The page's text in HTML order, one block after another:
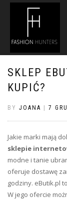
SKLEP
KUPIĆ?
BY JOANA 7
Jakie marki mają
sklepie
modne i tanie
oferuje dostawę
godziny. eButik.pl
W jego ofercie